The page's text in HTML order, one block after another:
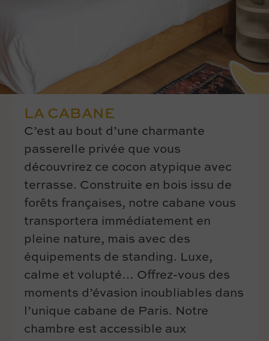
LA CABANE
C’est au bout d’une charmante
passerelle privée que vous
découvrirez ce cocon atypique avec
terrasse. Construite en bois issu de
forêts françaises, notre cabane vous
transportera immédiatement en
pleine nature, mais avec des
équipements de standing. Luxe,
calme et volupté… Offrez-vous des
moments d’évasion inoubliables dans
l’unique cabane de Paris. Notre
chambre est accessible aux